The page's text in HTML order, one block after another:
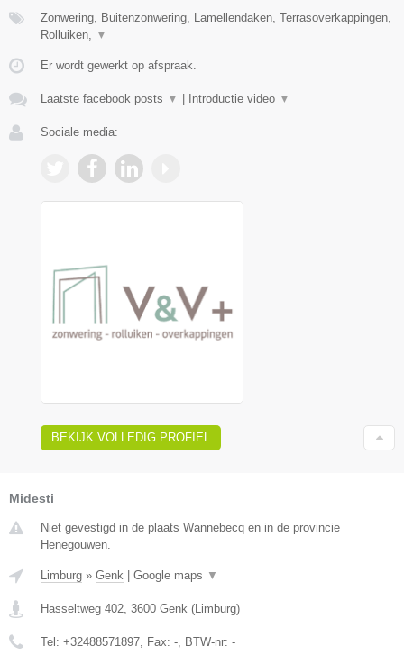
Zonwering, Buitenzonwering, Lamellendaken, Terrasoverkappingen,
Rolluiken, ▼
Er wordt gewerkt op afspraak.
Laatste facebook posts ▼ Introductie video ▼
Sociale media:
BEKIJK VOLLEDIG PROFIEL
Midesti
Niet gevestigd in de plaats Wannebecq en in de provincie
Henegouwen.
Limburg » Genk Google maps ▼
Hasseltweg 402, 3600 Genk (Limburg)
Tel: +32488571897, Fax: -, BTW-nr: -